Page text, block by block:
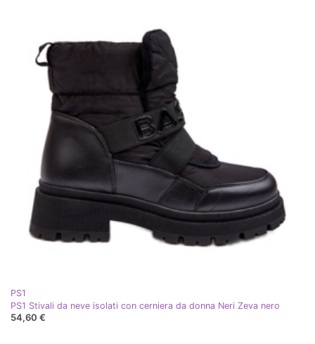
PS1
PS1 Stivali da neve isolati con cerniera da donna Neri Zeva nero
54,60 €